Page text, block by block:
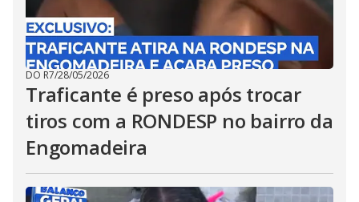
DO R7/28/05/2026
Traficante é preso após trocar
tiros com a RONDESP no bairro da
Engomadeira